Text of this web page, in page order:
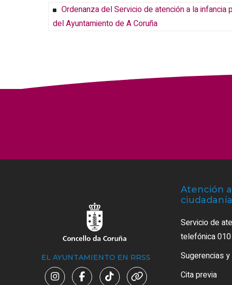
Ordenanza del Servicio de atención a la
del Ayuntamiento de A Coruña
EL AYUNTAMIENTO EN RRSS
Atención
ciudadanía
Servicio de
telefónica 010
Sugerencias
Cita previa